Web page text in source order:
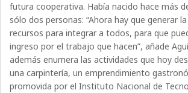
futura cooperativa. Había nacido hace más
sólo dos personas: “Ahora hay que generar
recursos para integrar a todos, para que
ingreso por el trabajo que hacen”, añade
además enumera las actividades que hoy
una carpintería, un emprendimiento
promovida por el Instituto Nacional de